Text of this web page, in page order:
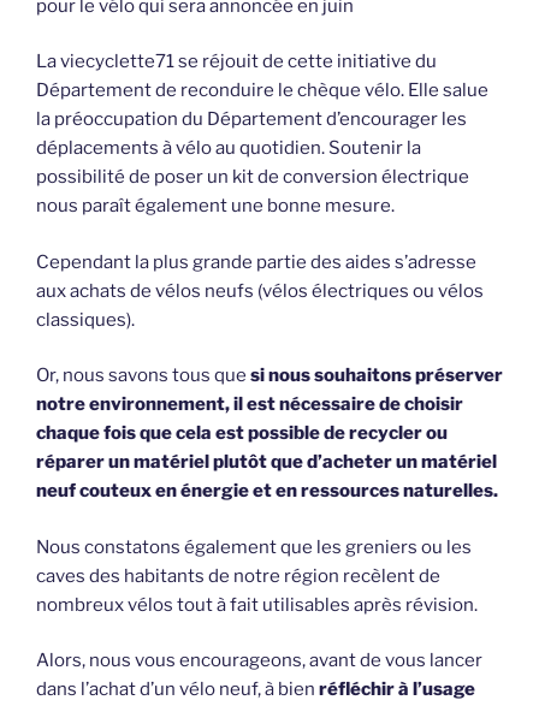
pour le vélo qui sera annoncée en juin
La viecyclette71 se réjouit de cette initiative du
Département de reconduire le chèque vélo. Elle salue
la préoccupation du Département d’encourager les
déplacements à vélo au quotidien. Soutenir la
possibilité de poser un kit de conversion électrique
nous paraît également une bonne mesure.
Cependant la plus grande partie des aides s’adresse
aux achats de vélos neufs (vélos électriques ou vélos
classiques).
Or, nous savons tous que si nous souhaitons préserver
notre environnement, il est nécessaire de choisir
chaque fois que cela est possible de recycler ou
réparer un matériel plutôt que d’acheter un matériel
neuf couteux en énergie et en ressources naturelles.
Nous constatons également que les greniers ou les
caves des habitants de notre région recèlent de
nombreux vélos tout à fait utilisables après révision.
Alors, nous vous encourageons, avant de vous lancer
dans l’achat d’un vélo neuf, à bien réfléchir à l’usage